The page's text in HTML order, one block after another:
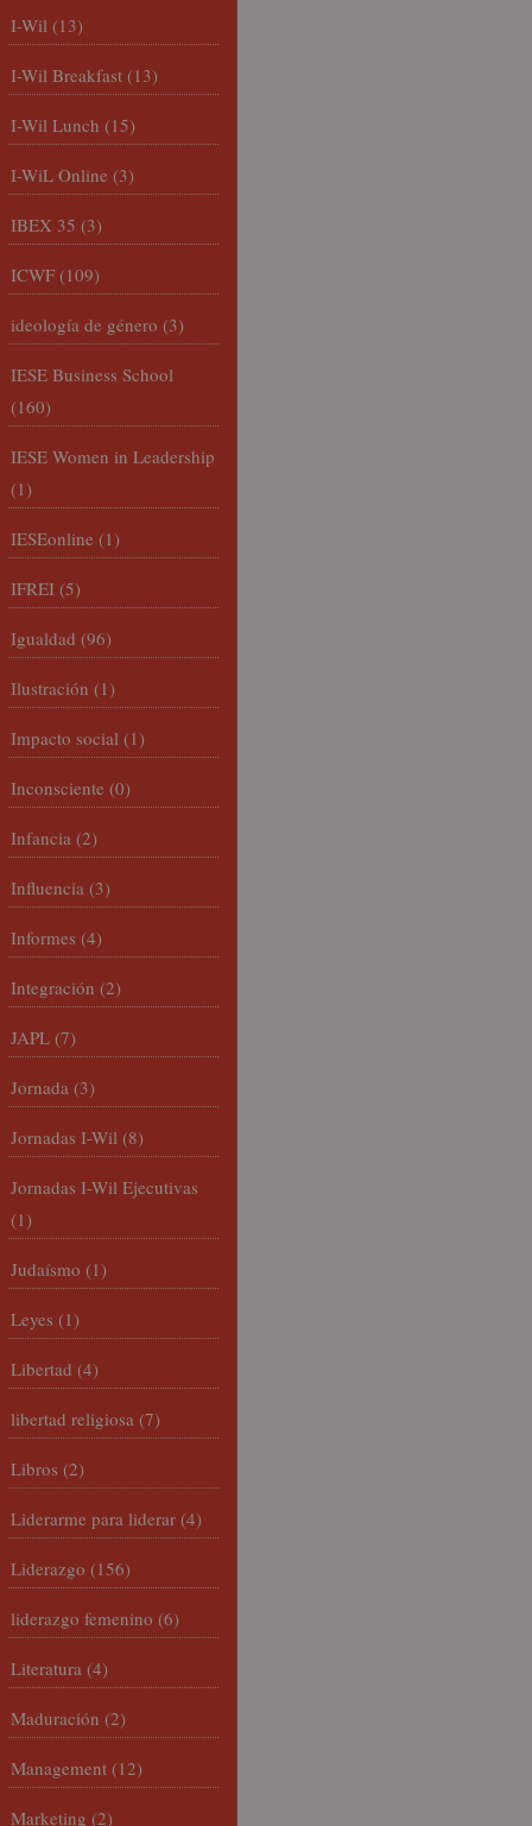
I-Wil (13)
I-Wil Breakfast (13)
I-Wil Lunch (15)
I-WiL Online (3)
IBEX 35 (3)
ICWF (109)
ideología de género (3)
IESE Business School
(160)
IESE Women in Leadership
(1)
IESEonline (1)
IFREI (5)
Igualdad (96)
Ilustración (1)
Impacto social (1)
Inconsciente (0)
Infancia (2)
Influencia (3)
Informes (4)
Integración (2)
JAPL (7)
Jornada (3)
Jornadas I-Wil (8)
Jornadas I-Wil Ejecutivas
(1)
Judaísmo (1)
Leyes (1)
Libertad (4)
libertad religiosa (7)
Libros (2)
Liderarme para liderar (4)
Liderazgo (156)
liderazgo femenino (6)
Literatura (4)
Maduración (2)
Management (12)
Marketing (2)